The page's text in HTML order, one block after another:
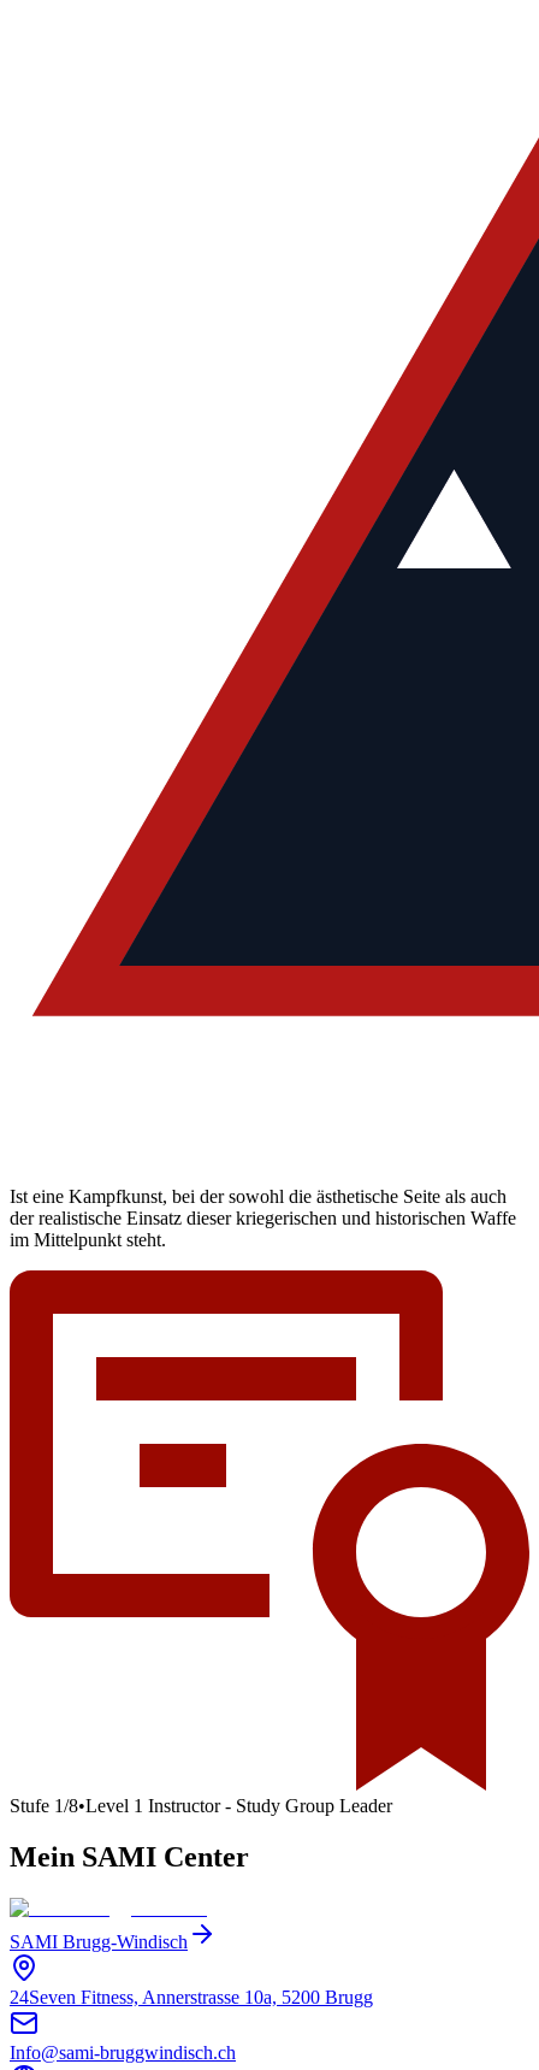
Ist eine Kampfkunst, bei der sowohl die ästhetische Seite als auch
der realistische Einsatz dieser kriegerischen und historischen Waffe
im Mittelpunkt steht.
Stufe 1/8•Level 1 Instructor - Study Group Leader
Mein SAMI Center
SAMI Brugg-Windisch
24Seven Fitness, Annerstrasse 10a, 5200 Brugg
Info@sami-bruggwindisch.ch